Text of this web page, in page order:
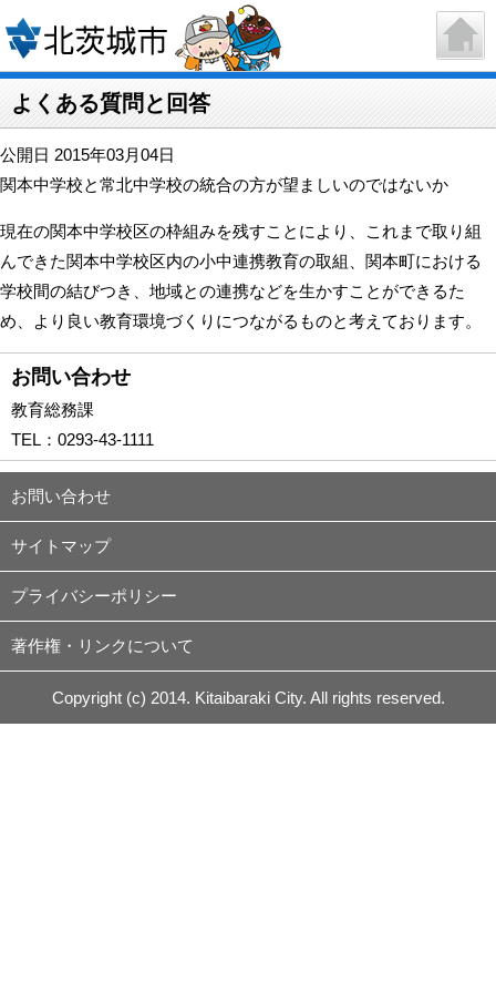
よくある質問と回答
公開日 2015年03月04日
関本中学校と常北中学校の統合の方が望ましいのではないか
現在の関本中学校区の枠組みを残すことにより、これまで取り組
んできた関本中学校区内の小中連携教育の取組、関本町における
学校間の結びつき、地域との連携などを生かすことができるた
め、より良い教育環境づくりにつながるものと考えております。
お問い合わせ
教育総務課
TEL： 0293-43-1111
お問い合わせ
サイトマップ
プライバシーポリシー
著作権・リンクについて
Copyright (c) 2014. Kitaibaraki City. All rights reserved.